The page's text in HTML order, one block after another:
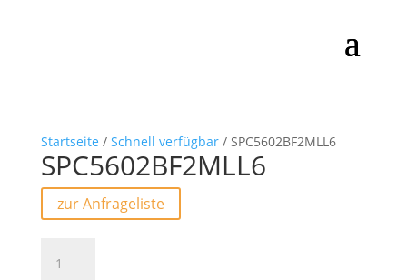
Startseite / Schnell verfügbar/ SPC5602BF2MLL6
SPC5602BF2MLL6
zur Anfrageliste
Menge